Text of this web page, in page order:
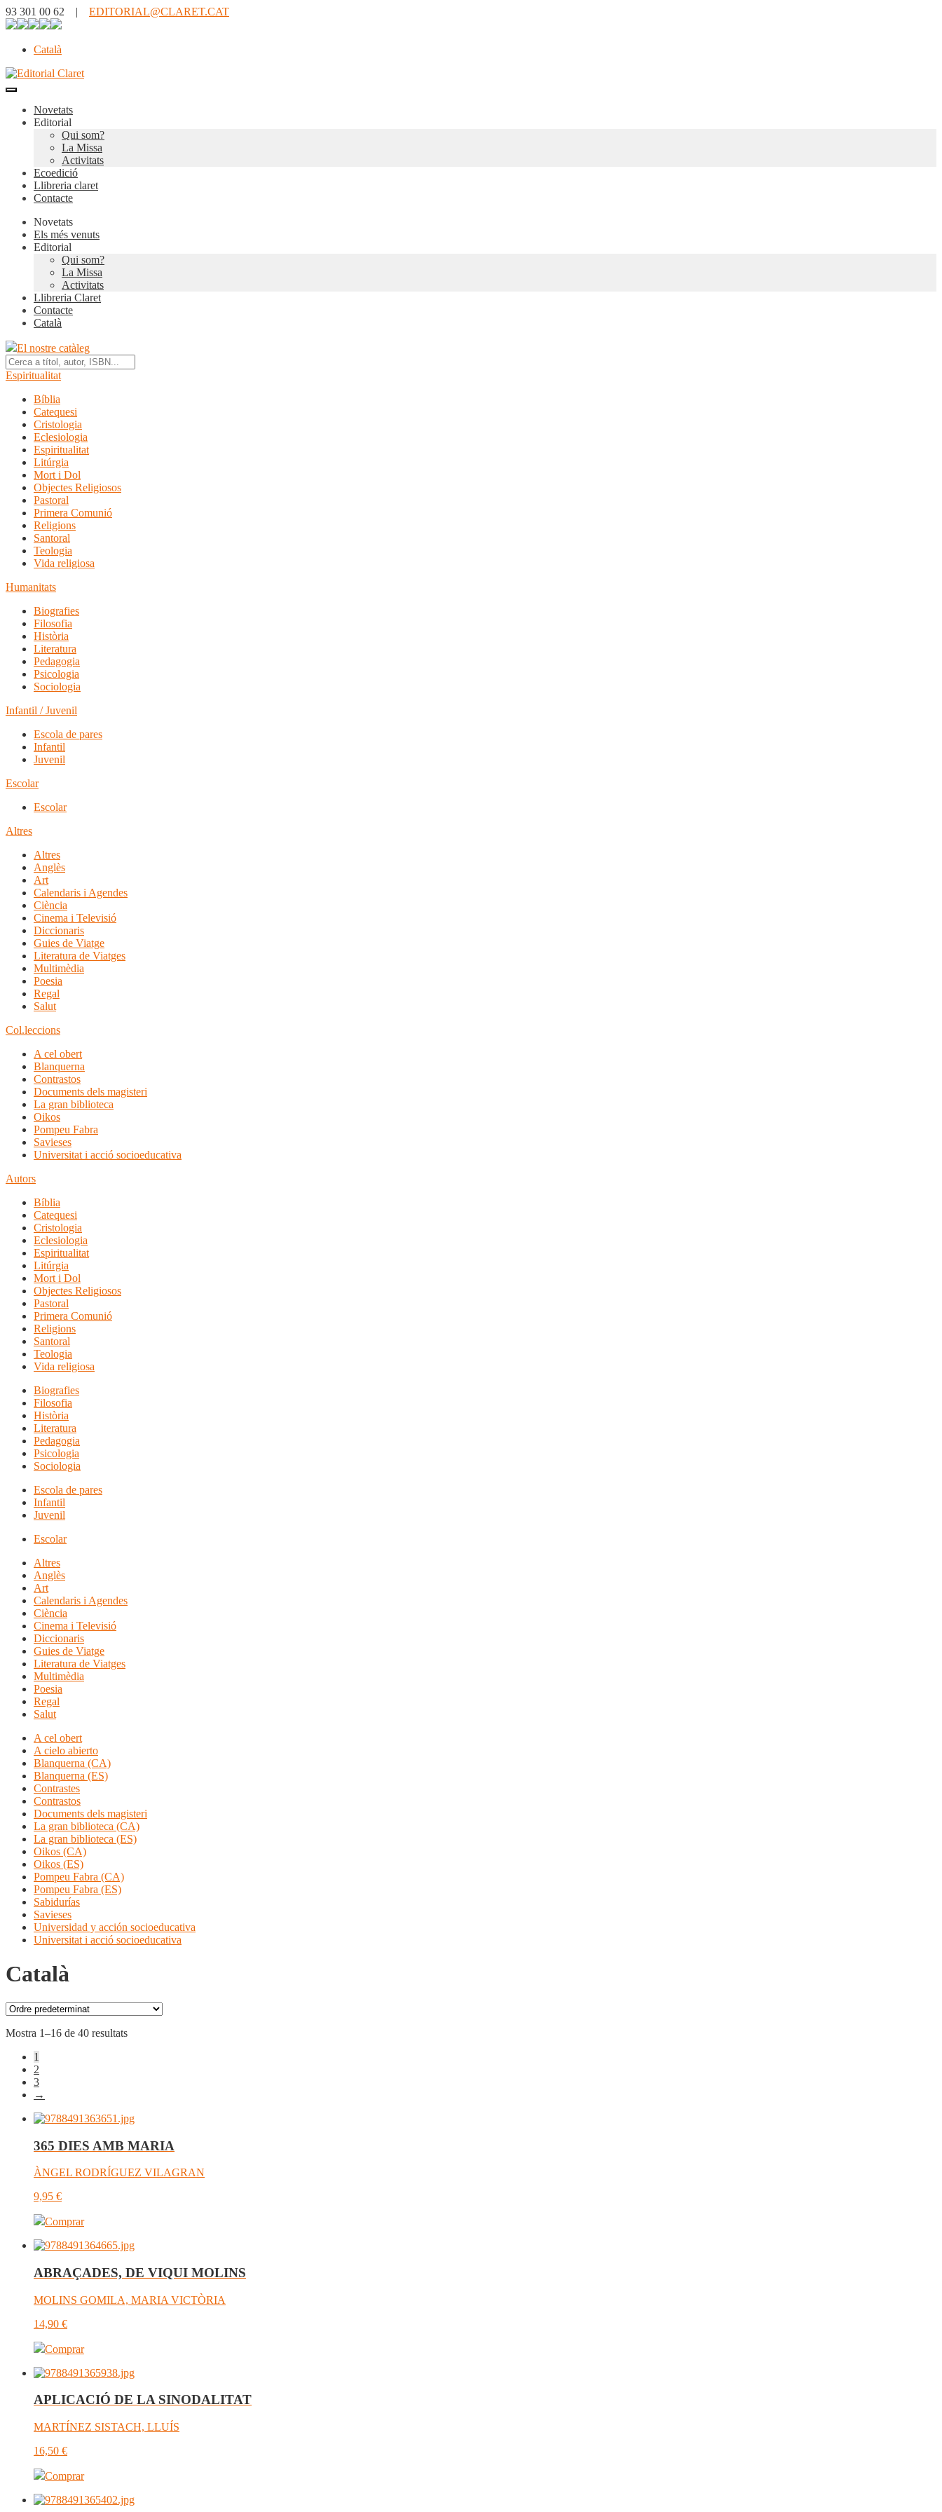
93 301 00 62 | EDITORIAL@CLARET.CAT
Català
Novetats
Editorial
Qui som?
La Missa
Activitats
Ecoedició
Llibreria claret
Contacte
Novetats
Els més venuts
Editorial
Qui som?
La Missa
Activitats
Llibreria Claret
Contacte
Català
El nostre catàleg
Espiritualitat
Bíblia
Catequesi
Cristologia
Eclesiologia
Espiritualitat
Litúrgia
Mort i Dol
Objectes Religiosos
Pastoral
Primera Comunió
Religions
Santoral
Teologia
Vida religiosa
Humanitats
Biografies
Filosofia
Història
Literatura
Pedagogia
Psicologia
Sociologia
Infantil / Juvenil
Escola de pares
Infantil
Juvenil
Escolar
Escolar
Altres
Altres
Anglès
Art
Calendaris i Agendes
Ciència
Cinema i Televisió
Diccionaris
Guies de Viatge
Literatura de Viatges
Multimèdia
Poesia
Regal
Salut
Col.leccions
A cel obert
Blanquerna
Contrastos
Documents dels magisteri
La gran biblioteca
Oikos
Pompeu Fabra
Savieses
Universitat i acció socioeducativa
Autors
Bíblia
Catequesi
Cristologia
Eclesiologia
Espiritualitat
Litúrgia
Mort i Dol
Objectes Religiosos
Pastoral
Primera Comunió
Religions
Santoral
Teologia
Vida religiosa
Biografies
Filosofia
Història
Literatura
Pedagogia
Psicologia
Sociologia
Escola de pares
Infantil
Juvenil
Escolar
Altres
Anglès
Art
Calendaris i Agendes
Ciència
Cinema i Televisió
Diccionaris
Guies de Viatge
Literatura de Viatges
Multimèdia
Poesia
Regal
Salut
A cel obert
A cielo abierto
Blanquerna (CA)
Blanquerna (ES)
Contrastes
Contrastos
Documents dels magisteri
La gran biblioteca (CA)
La gran biblioteca (ES)
Oikos (CA)
Oikos (ES)
Pompeu Fabra (CA)
Pompeu Fabra (ES)
Sabidurías
Savieses
Universidad y acción socioeducativa
Universitat i acció socioeducativa
Català
Mostra 1–16 de 40 resultats
1
2
3
→
365 DIES AMB MARIA
ÀNGEL RODRÍGUEZ VILAGRAN
9,95 €
Comprar
ABRAÇADES, DE VIQUI MOLINS
MOLINS GOMILA, MARIA VICTÒRIA
14,90 €
Comprar
APLICACIÓ DE LA SINODALITAT
MARTÍNEZ SISTACH, LLUÍS
16,50 €
Comprar